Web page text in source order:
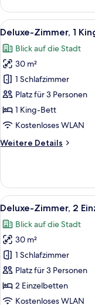
Zweibettzimmer,
2 Einzelbetten
Alle
Fotos
für
Deluxe-
Zimmer,
1 King-
Bett
anzeigen
6
Deluxe-Zimmer, 1
Blick auf die Stadt
30 m²
1 Schlafzimmer
Platz für 3 Personen
1 King-Bett
Kostenloses WLAN
Weitere Details
Weitere
Zimmer,
1 King-
Bett
Alle
Fotos
für
Deluxe-
Zimmer,
2 Einzelbetten
anzeigen
11
Deluxe-Zimmer, 2
Blick auf die Stadt
30 m²
1 Schlafzimmer
Platz für 3 Personen
2 Einzelbetten
Kostenloses WLAN